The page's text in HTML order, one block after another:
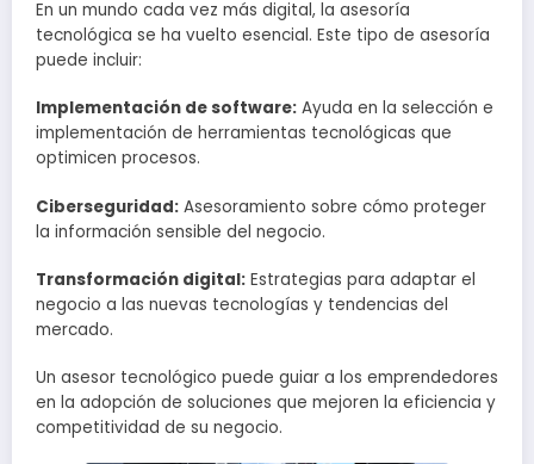
En un mundo cada vez más digital, la asesoría
tecnológica se ha vuelto esencial. Este tipo de asesoría
puede incluir:
Implementación de software: Ayuda en la selección e
implementación de herramientas tecnológicas que
optimicen procesos.
Ciberseguridad: Asesoramiento sobre cómo proteger
la información sensible del negocio.
Transformación digital: Estrategias para adaptar el
negocio a las nuevas tecnologías y tendencias del
mercado.
Un asesor tecnológico puede guiar a los emprendedores
en la adopción de soluciones que mejoren la eficiencia y
competitividad de su negocio.